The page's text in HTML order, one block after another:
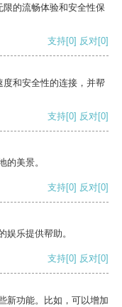
的流畅体验和安全性保
支持[0] 反对[0]
和安全性的连接，并帮
支持[0] 反对[0]
的美景。
支持[0] 反对[0]
娱乐提供帮助。
支持[0] 反对[0]
新功能。比如，可以增加